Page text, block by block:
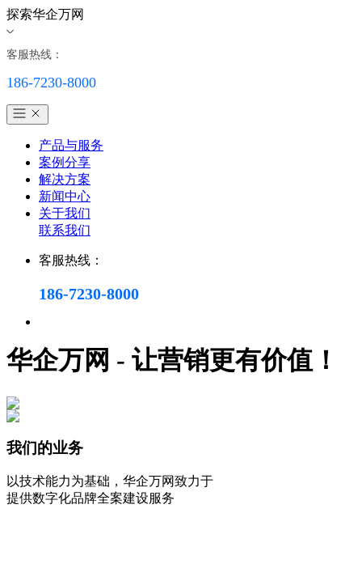
探索华企万网
客服热线：
186-7230-8000
产品与服务
案例分享
解决方案
新闻中心
关于我们
联系我们
客服热线：
186-7230-8000
华企万网 - 让营销更有价值！
我们的业务
以技术能力为基础，华企万网致力于
提供数字化品牌全案建设服务